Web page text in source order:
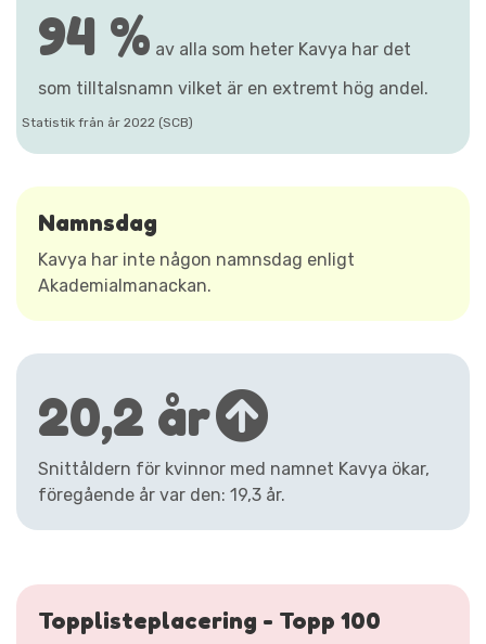
94 % av alla som heter Kavya har det
som tilltalsnamn vilket är en extremt hög andel.
Statistik från år 2022 (SCB)
Namnsdag
Kavya har inte någon namnsdag enligt
Akademialmanackan.
20,2 år
Snittåldern för kvinnor med namnet Kavya ökar,
föregående år var den: 19,3 år.
Topplisteplacering - Topp 100